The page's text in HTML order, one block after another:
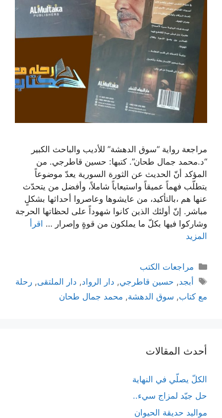
مراجعة رواية “سوق الدهشة” للأديب والباحث الكبير
“د.محمد جمال طحان”. كتبها: حسين قاطرجي. من
المؤكد أنّ الحديث عن الثورة السورية يعدّ موضوعاً
يتطلّب فهماً عميقاً واستيعاباً شاملاً، وأفضل من يتحدّث
عنها هم ،بالتأكيد، من عايشوها وعاصروا أحداثها بشكلٍ
مباشر. إنّ أولئك الذين كانوا شهوداً على لحظاتها الحرجة
وشاركوا فيها بكلّ ما يملكون من قوةٍ وإصرار … اقرأ
المزيد
التصنيفات
مراجعات الكتب
الوسوم
أبجد, حسين قاطرجي, دار الرواد, دار الملتقى,رحلة
مع كتاب, سوق الدهشة, محمد جمال طحان
أحدث المقالات
الكلّ يصلّي في النهاية
حل جيّد لمزاج سيء..
مواليد حديقة الحيوان